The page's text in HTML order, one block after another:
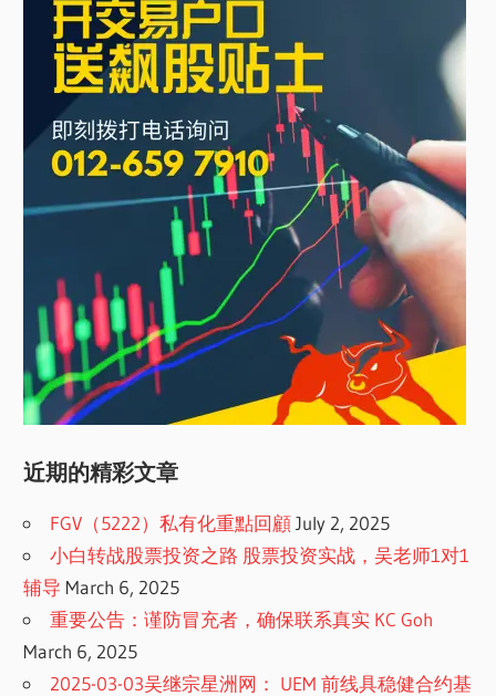
近期的精彩文章
FGV（5222）私有化重點回顧 July 2, 2025
小白转战股票投资之路 股票投资实战，吴老师1对1
辅导 March 6, 2025
重要公告：谨防冒充者，确保联系真实 KC Goh
March 6, 2025
2025-03-03吴继宗星洲网： UEM 前线具稳健合约基